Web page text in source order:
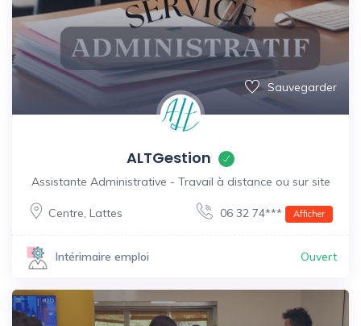
Sauvegarder
ALTGestion
Assistante Administrative - Travail à distance ou sur site
Centre, Lattes 06 32 74*** Afficher
Intérimaire emploi Ouvert